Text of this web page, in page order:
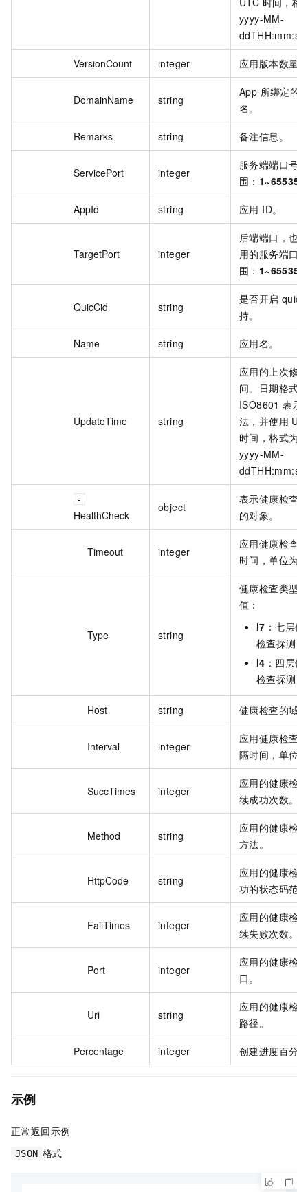
yyyy-MM-
VersionCount integer 应用版本数量。
DomainName string
App 所绑定的
名。
Remarks string 备注信息。
ServicePort integer
服务端端口号
围： 1~65535
AppId string 应用 ID。
TargetPort integer
后端端口，也
用的服务端口
围： 1~65535
QuicCid string
是否开启 quic
持。
Name string 应用名。
UpdateTime string
应用的上次修
间。日期格式
ISO8601 表示
法，并使用
时间，格式为
yyyy-MM-
HealthCheck
object
表示健康检查
的对象。
Timeout integer
应用健康检查
时间，单位为
Type string
健康检查类型
值：
l7 ：七层健
检查探测。
l4 ：四层健
检查探测。
Host string 健康检查的域
Interval integer
应用健康检查
隔时间，单位
SuccTimes integer
应用的健康检
续成功次数。
Method string
应用的健康检
方法。
HttpCode string
应用的健康检
功的状态码范
FailTimes integer
应用的健康检
续失败次数。
Port integer
应用的健康检
口。
Uri string
应用的健康检
路径。
Percentage integer 创建进度百分
示例
正常返回示例
JSON 格式